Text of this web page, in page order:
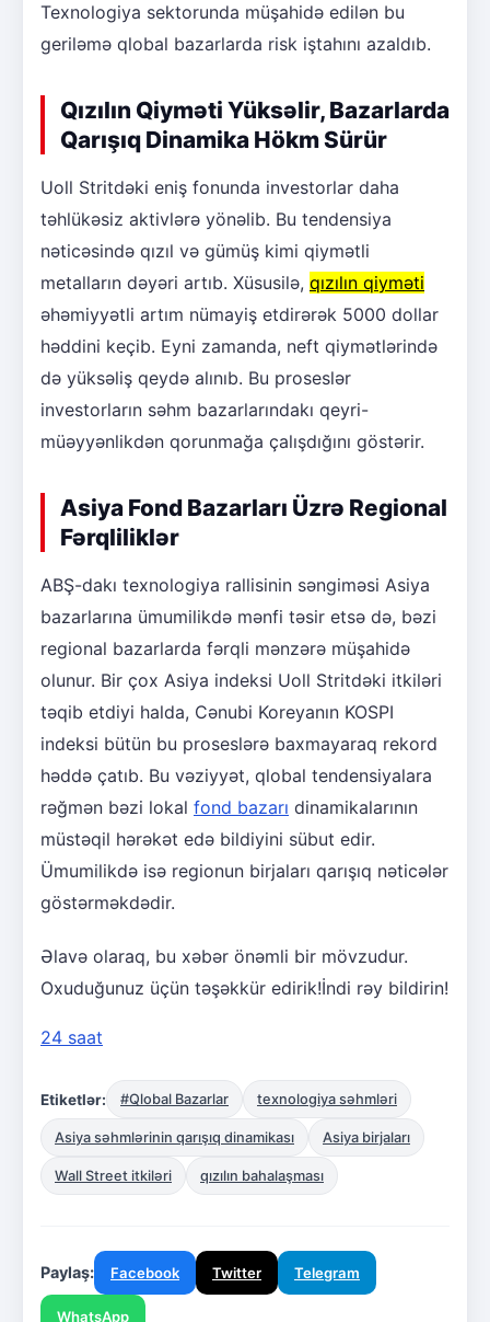
Texnologiya sektorunda müşahidə edilən bu
geriləmə qlobal bazarlarda risk iştahını azaldıb.
Qızılın Qiyməti Yüksəlir, Bazarlarda
Qarışıq Dinamika Hökm Sürür
Uoll Stritdəki eniş fonunda investorlar daha
təhlükəsiz aktivlərə yönəlib. Bu tendensiya
nəticəsində qızıl və gümüş kimi qiymətli
metalların dəyəri artıb. Xüsusilə, qızılın qiyməti
əhəmiyyətli artım nümayiş etdirərək 5000 dollar
həddini keçib. Eyni zamanda, neft qiymətlərində
də yüksəliş qeydə alınıb. Bu proseslər
investorların səhm bazarlarındakı qeyri-
müəyyənlikdən qorunmağa çalışdığını göstərir.
Asiya Fond Bazarları Üzrə Regional
Fərqliliklər
ABŞ-dakı texnologiya rallisinin səngiməsi Asiya
bazarlarına ümumilikdə mənfi təsir etsə də, bəzi
regional bazarlarda fərqli mənzərə müşahidə
olunur. Bir çox Asiya indeksi Uoll Stritdəki itkiləri
təqib etdiyi halda, Cənubi Koreyanın KOSPI
indeksi bütün bu proseslərə baxmayaraq rekord
həddə çatıb. Bu vəziyyət, qlobal tendensiyalara
rəğmən bəzi lokal fond bazarı dinamikalarının
müstəqil hərəkət edə bildiyini sübut edir.
Ümumilikdə isə regionun birjaları qarışıq nəticələr
göstərməkdədir.
Əlavə olaraq, bu xəbər önəmli bir mövzudur.
Oxuduğunuz üçün təşəkkür edirik!İndi rəy bildirin!
24 saat
Etiketlər: #Qlobal Bazarlar texnologiya səhmləri
Asiya səhmlərinin qarışıq dinamikası Asiya birjaları
Wall Street itkiləri qızılın bahalaşması
Paylaş: Facebook Twitter Telegram
WhatsApp